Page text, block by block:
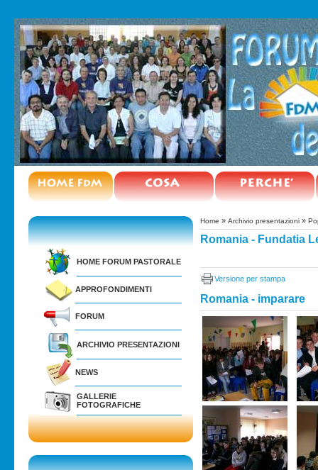
HOME FORUM PASTORALE
APPROFONDIMENTI
FORUM
ARCHIVIO PRESENTAZIONI
NEWS
GALLERIE
FOTOGRAFICHE
Home » Archivio presentazioni »
Romania - Fundatia
Versione per stampa
Romania - imparare